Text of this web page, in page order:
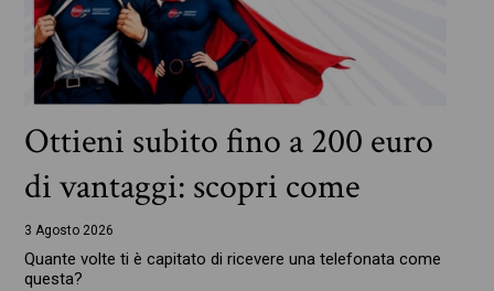
Ottieni subito fino a 200 euro
di vantaggi: scopri come
3 Agosto 2026
Quante volte ti è capitato di ricevere una telefonata come
questa?